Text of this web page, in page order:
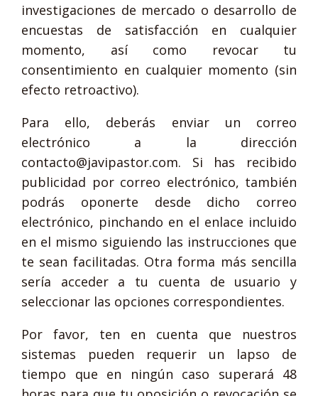
investigaciones de mercado o desarrollo de
encuestas de satisfacción en cualquier
momento, así como revocar tu
consentimiento en cualquier momento (sin
efecto retroactivo).
Para ello, deberás enviar un correo
electrónico a la dirección
contacto@javipastor.com. Si has recibido
publicidad por correo electrónico, también
podrás oponerte desde dicho correo
electrónico, pinchando en el enlace incluido
en el mismo siguiendo las instrucciones que
te sean facilitadas. Otra forma más sencilla
sería acceder a tu cuenta de usuario y
seleccionar las opciones correspondientes.
Por favor, ten en cuenta que nuestros
sistemas pueden requerir un lapso de
tiempo que en ningún caso superará 48